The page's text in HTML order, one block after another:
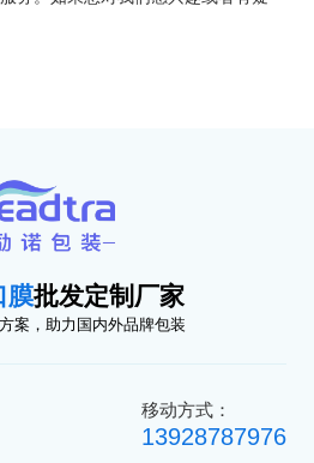
膜批发定制厂家
案，助力国内外品牌包装
移动方式：
13928787976